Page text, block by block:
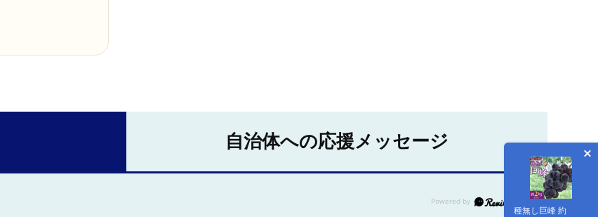
種無し巨峰 約
自治体への応援メッセージ